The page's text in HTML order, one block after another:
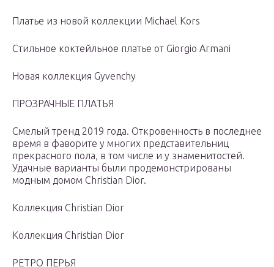
Платье из новой коллекции Michael Kors
Стильное коктейльное платье от Giorgio Armani
Новая коллекция Gyvenchy
ПРОЗРАЧНЫЕ ПЛАТЬЯ
Смелый тренд 2019 года. Откровенность в последнее
время в фаворите у многих представительниц
прекрасного пола, в том числе и у знаменитостей.
Удачные варианты были продемонстрированы
модным домом Christian Dior.
Коллекция Christian Dior
Коллекция Christian Dior
РЕТРО ПЕРЬЯ